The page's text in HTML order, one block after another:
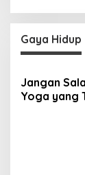
Gaya Hidup
Jangan
Yoga yang